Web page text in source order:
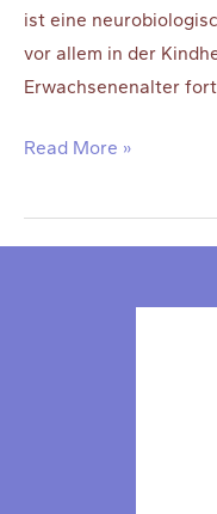
ist eine
vor allem in der
Erwach­se­nen­al­ter
Mögliche
von
ADHS
Essstörungen:
Read More »